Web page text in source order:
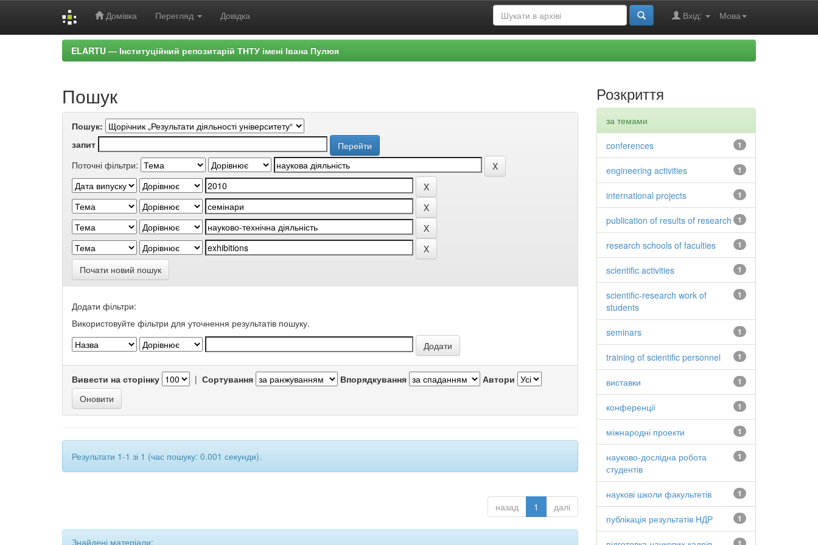
Домівка Перегляд Довідка Мова
Вхід:
ELARTU — Інституційний репозитарій ТНТУ імені Івана Пулюя
Пошук
Пошук:
запит
Поточні фільтри:
Почати новий пошук
Додати фільтри:
Використовуйте фільтри для уточнення результатів пошуку.
Вивести на сторінку | Сортування Впорядкування Автори
Результати 1-1 зі 1 (час пошуку: 0.001 секунди).
назад 1 далі
Знайдені матеріали:
Розкриття
за темами
1
conferences
1
engineering activities
1
international projects
1
publication of results of research
1
research schools of faculties
1
scientific activities
1
scientific-research work of
students
1
seminars
1
training of scientific personnel
1
виставки
1
конференції
1
міжнародні проекти
1
науково-дослідна робота
студентів
1
наукові школи факультетів
1
публікація результатів НДР